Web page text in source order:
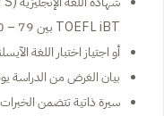
TOEFL iBT بين 79 – 90).
أو اجتياز اختبار اللغة
بيان الغرض من الدراسة
سيرة ذاتية تتضمن